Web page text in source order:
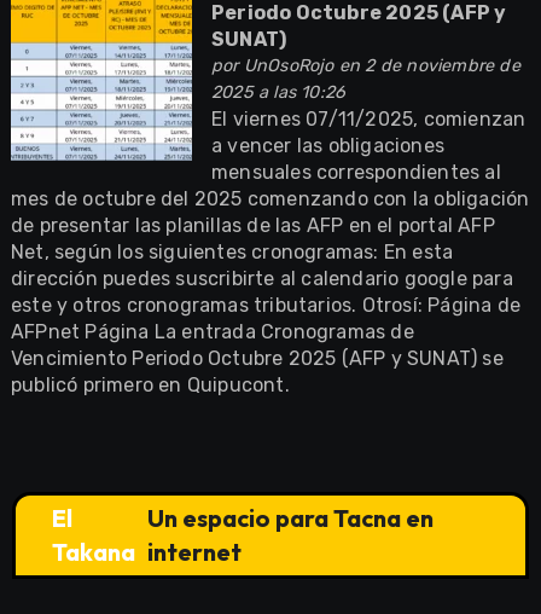
Periodo Octubre 2025 (AFP y
SUNAT)
por UnOsoRojoen 2 de noviembre de
2025 a las 10:26
El viernes 07/11/2025, comienzan
a vencer las obligaciones
mensuales correspondientes al
mes de octubre del 2025 comenzando con la obligación
de presentar las planillas de las AFP en el portal AFP
Net, según los siguientes cronogramas: En esta
dirección puedes suscribirte al calendario google para
este y otros cronogramas tributarios. Otrosí: Página de
AFPnet Página La entrada Cronogramas de
Vencimiento Periodo Octubre 2025 (AFP y SUNAT) se
publicó primero en Quipucont.
El
Takana
Un espacio para Tacna en
internet